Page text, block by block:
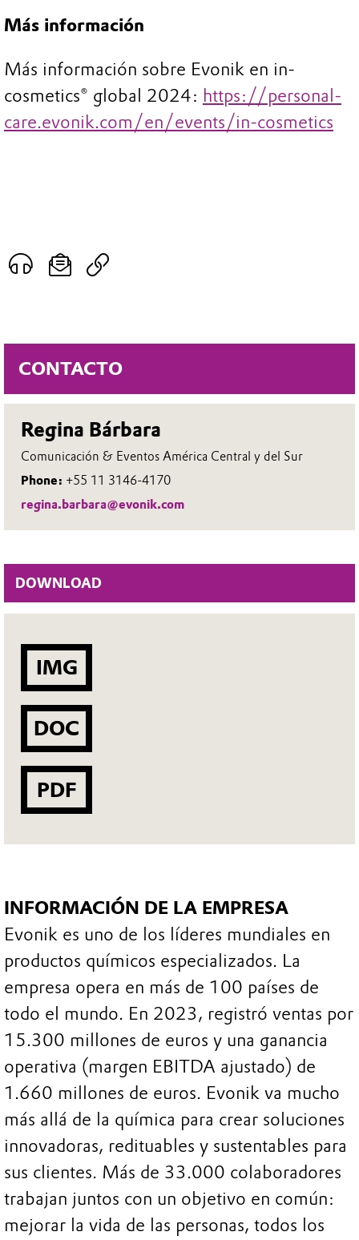
CONTACTO
Regina Bárbara
Comunicación & Eventos América Central y del Sur
Phone: +55 11 3146-4170
regina.barbara@evonik.com
DOWNLOAD
IMG
DOC
PDF
Más información
Más información sobre Evonik en in-
cosmetics® global 2024: https://personal-
care.evonik.com/en/events/in-cosmetics
INFORMACIÓN DE LA EMPRESA
Evonik es uno de los líderes mundiales en
productos químicos especializados. La
empresa opera en más de 100 países de
todo el mundo. En 2023, registró ventas por
15.300 millones de euros y una ganancia
operativa (margen EBITDA ajustado) de
1.660 millones de euros. Evonik va mucho
más allá de la química para crear soluciones
innovadoras, redituables y sustentables para
sus clientes. Más de 33.000 colaboradores
trabajan juntos con un objetivo en común:
mejorar la vida de las personas, todos los